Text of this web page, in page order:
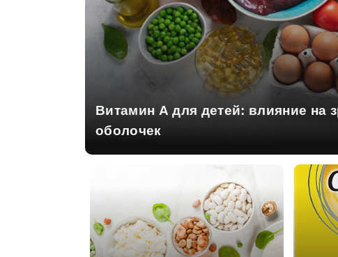
Витамин А для детей: влияние на
оболочек